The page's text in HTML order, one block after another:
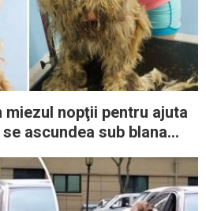
nopţii pentru ajuta
ascundea sub blana